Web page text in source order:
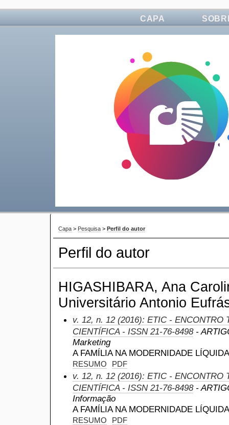
CAPA
Capa > Pesquisa > Perfil do autor
Perfil do autor
HIGASHIBARA, Ana
Universitário Antonio
v. 12, n. 12 (2016): ETIC - ENCONTRO
CIENTÍFICA - ISSN 21-76-8498-
Marketing
A FAMÍLIA NA MODERNIDADE LÍQUIDA
RESUMO PDF
v. 12, n. 12 (2016): ETIC - ENCONTRO
CIENTÍFICA - ISSN 21-76-8498-
Informação
A FAMÍLIA NA MODERNIDADE LÍQUIDA
RESUMO PDF